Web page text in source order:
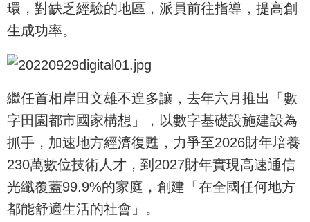
環，對缺乏經驗的地區，派員前往指導，提高創
生成功率。
繼任首相岸田文雄不遑多讓，去年六月推出「數
字田園都市國家構想」，以數字基礎設施建設為
抓手，加速地方經濟復甦，力爭至2026財年培養
230萬數位技術人才，到2027財年實現高速通信
光纖覆蓋99.9%的家庭，創建「在全國任何地方
都能舒適生活的社會」。